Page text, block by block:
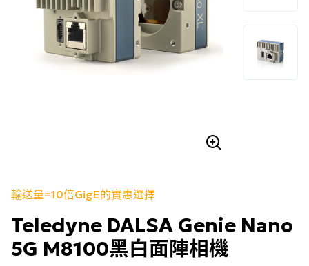
輸送量=10倍GigE的實惠選擇
Teledyne DALSA Genie Nano
5G M8100黑白面陣相機